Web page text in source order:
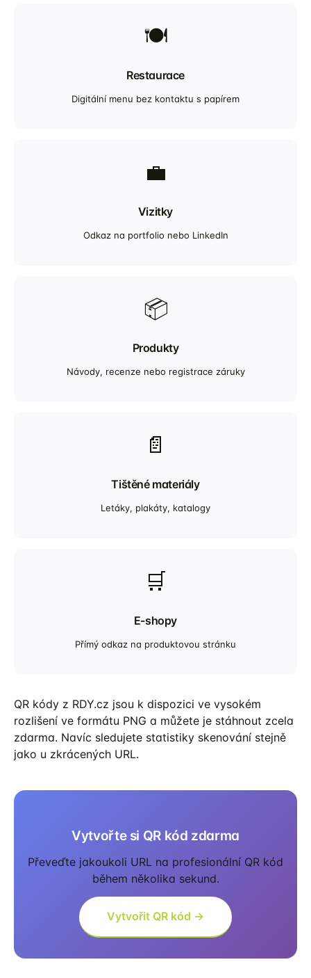
🍽️
Restaurace
Digitální menu bez kontaktu s papírem
💼
Vizitky
Odkaz na portfolio nebo LinkedIn
📦
Produkty
Návody, recenze nebo registrace záruky
📄
Tištěné materiály
Letáky, plakáty, katalogy
🛒
E-shopy
Přímý odkaz na produktovou stránku
QR kódy z RDY.cz jsou k dispozici ve vysokém
rozlišení ve formátu PNG a můžete je stáhnout zcela
zdarma. Navíc sledujete statistiky skenování stejně
jako u zkrácených URL.
Vytvořte si QR kód zdarma
Převeďte jakoukoli URL na profesionální QR kód
během několika sekund.
Vytvořit QR kód →